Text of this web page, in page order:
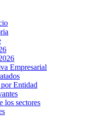
Empresarial
Entidad
los sectores